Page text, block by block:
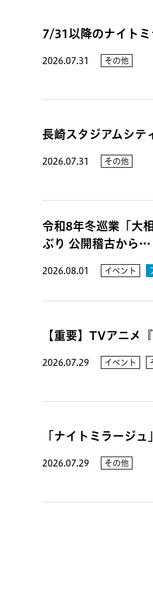
7/31以降のナイトミ
2026.07.31 その他
長崎スタジアムシテ
2026.07.31 その他
令和8年冬巡業「大
ぶり 公開稽古から…
2026.08.01 イベント
【重要】TVアニメ
2026.07.29 イベント
「ナイトミラージ
2026.07.29 その他